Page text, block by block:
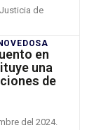
en
una
de
del 2024.